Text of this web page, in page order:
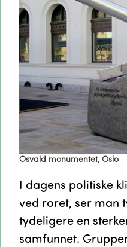
Osvald monumentet, Oslo
I dagens politiske
ved roret, ser man
tydeligere en
samfunnet.